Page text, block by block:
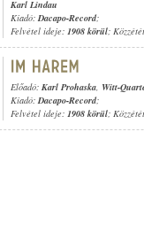
Karl Lindau
Kiadó:Dacapo-Record;
Felvétel ideje: 1908 körül;
Előadó: Karl Prohaska, Witt-
Kiadó:Dacapo-Record;
Felvétel ideje: 1908 körül;